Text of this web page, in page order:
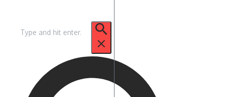
untuk: